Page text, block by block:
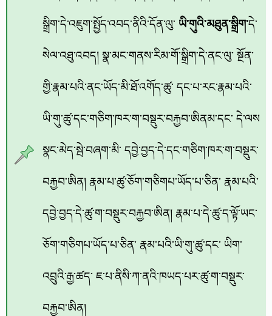
སྒྲིག་དེ་འཇུག་སྤྱོད་འབད་ནིའི་དོན་ལུ་ ཡི་གུའི་མཐུན་སྒྲིག་དེ་
སེལ་འཐུ་འབད། སྣ་མང་གནས་རིམ་གོ་སྒྲིག་དེ་ནང་ལུ་ སྔོན་
གྱི་རྣམ་པའི་ནང་ཡོད་མི་ཐོ་འགོད་ཚུ་ དང་པ་རང་རྣམ་པའི་
ཡི་གུ་ཚུ་དང་གཅིག་ཁར་ག་བསྡུར་བརྐྱབ་ཨིནམ་དང་ དེ་ལས
སྣང་མེད་སྦེ་བཞག་མི་ དབྱེ་བྱད་དེ་དང་གཅིག་ཁར་ག་བསྡུར་
བརྐྱབ་ཨིན། རྣམ་པ་ཚུ་ཅོག་གཅིགཔ་ཡོད་པ་ཅིན་ རྣམ་པའི་
དབྱེ་བྱད་དེ་ཚུ་ག་བསྡུར་བརྐྱབ་ཨིན། རྣམ་པ་དེ་ཚུ་ད་ལྟོ་ཡང་
ཅོག་གཅིགཔ་ཡོད་པ་ཅིན་ རྣམ་པའི་ཡི་གུ་ཚུ་དང་ ཡིག་
འབྲུའི་རྒྱ་ཚད་ ཇ་པ་ནིསི་ཀ་ནའི་ཁཡད་པར་ཚུ་ག་བསྡུར་
བརྐྱབ་ཨིན།